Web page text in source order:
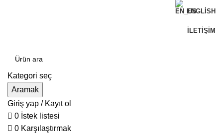
ENGLISH
İLETIŞIM
Kategori seç
Aramak
Giriş yap / Kayıt ol
0 İstek listesi
0 Karşılaştırmak